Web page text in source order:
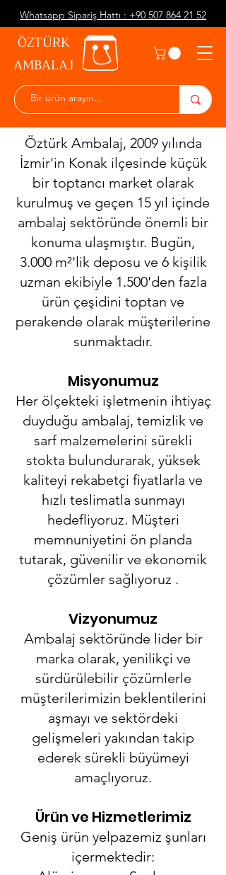
Whatsapp Sipariş Hattı : +90 507 864 21 52
ÖZTÜRK
AMBALAJ
Öztürk Ambalaj, 2009 yılında
İzmir'in Konak ilçesinde küçük
bir toptancı market olarak
kurulmuş ve geçen 15 yıl içinde
ambalaj sektöründe önemli bir
konuma ulaşmıştır. Bugün,
3.000 m²'lik deposu ve 6 kişilik
uzman ekibiyle 1.500'den fazla
ürün çeşidini toptan ve
perakende olarak müşterilerine
sunmaktadır.
Misyonumuz
Her ölçekteki işletmenin ihtiyaç
duyduğu ambalaj, temizlik ve
sarf malzemelerini sürekli
stokta bulundurarak, yüksek
kaliteyi rekabetçi fiyatlarla ve
hızlı teslimatla sunmayı
hedefliyoruz. Müşteri
memnuniyetini ön planda
tutarak, güvenilir ve ekonomik
çözümler sağlıyoruz .
Vizyonumuz
Ambalaj sektöründe lider bir
marka olarak, yenilikçi ve
sürdürülebilir çözümlerle
müşterilerimizin beklentilerini
aşmayı ve sektördeki
gelişmeleri yakından takip
ederek sürekli büyümeyi
amaçlıyoruz.
Ürün ve Hizmetlerimiz
Geniş ürün yelpazemiz şunları
içermektedir: